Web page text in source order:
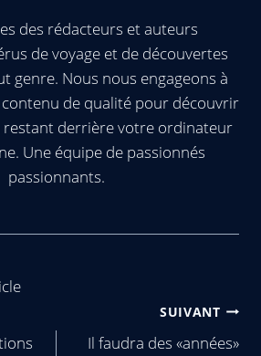
des rédacteurs et auteurs
de voyage et de découvertes
genre. Nous nous engageons à
de qualité pour découvrir
restant derrière votre ordinateur
Une équipe de passionnés
passionnants.
SUIVANT
Il faudra des «années»